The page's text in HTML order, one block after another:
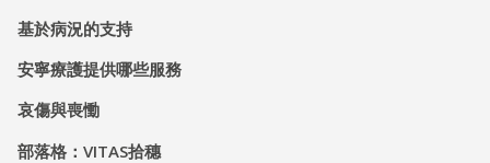
基於病況的支持
安寧療護提供哪些服務
哀傷與喪慟
部落格：VITAS拾穗